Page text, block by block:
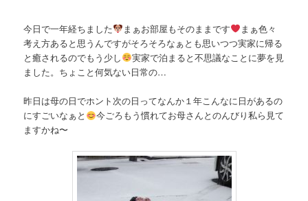
今日で一年経ちました まぁお部屋もそのままです
まぁ色々
考え方あると思うんですがそろそろなぁとも思いつつ実家に帰る
と癒されるのでもう少し
実家で泊まると不思議なことに夢を見
ました。ちょこと何気ない日常の…
昨日は母の日でホント次の日ってなんか１年こんなに日があるの
にすごいなぁと
今ごろもう慣れてお母さんとのんびり私ら見て
ますかね〜